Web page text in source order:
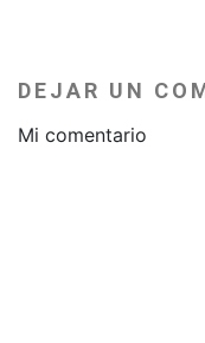
DEJAR UN
Mi comentario